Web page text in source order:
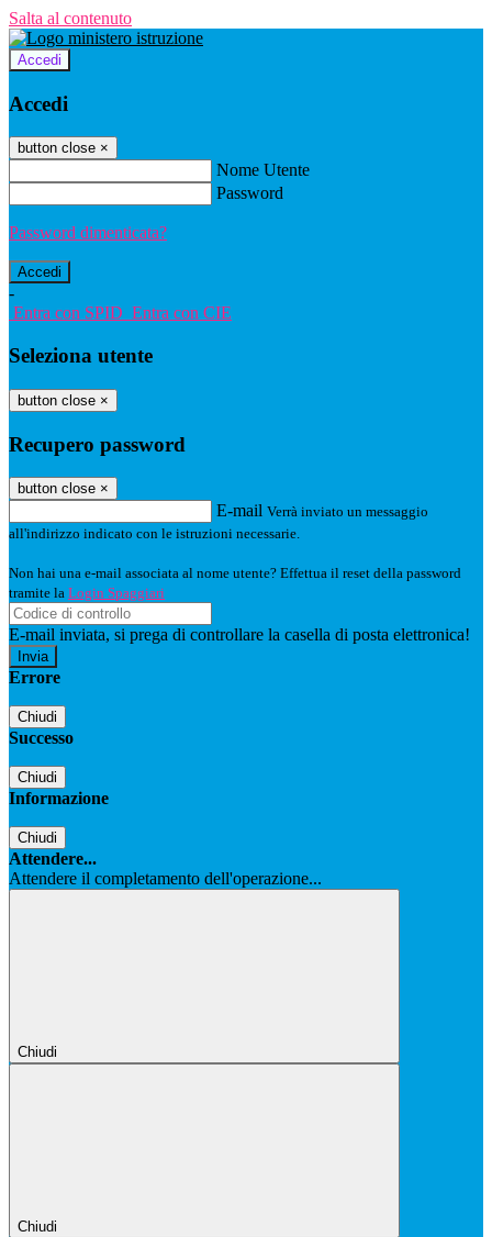
Salta al contenuto
Accedi
Accedi
button close ×
Nome Utente
Password
Password dimenticata?
-
Entra con SPID Entra con CIE
Seleziona utente
button close ×
Recupero password
button close ×
E-mail Verrà inviato un messaggio
all'indirizzo indicato con le istruzioni necessarie.
Non hai una e-mail associata al nome utente? Effettua il reset della password
tramite la Login Spaggiari
E-mail inviata, si prega di controllare la casella di posta elettronica!
Errore
Chiudi
Successo
Chiudi
Informazione
Chiudi
Attendere...
Attendere il completamento dell'operazione...
Chiudi
Chiudi